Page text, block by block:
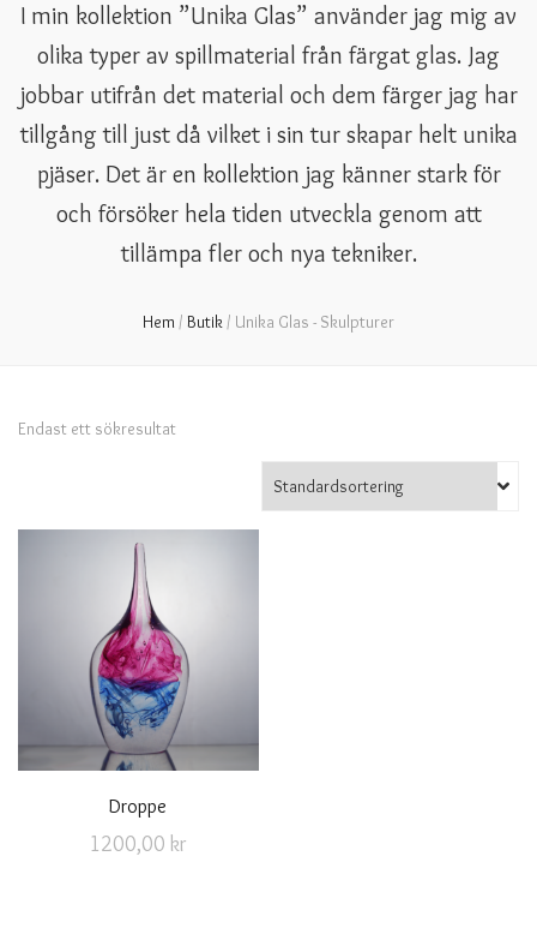
I min kollektion ”Unika Glas” använder jag mig av
olika typer av spillmaterial från färgat glas. Jag
jobbar utifrån det material och dem färger jag har
tillgång till just då vilket i sin tur skapar helt unika
pjäser. Det är en kollektion jag känner stark för
och försöker hela tiden utveckla genom att
tillämpa fler och nya tekniker.
Hem/ Butik/ Unika Glas - Skulpturer
Endast ett sökresultat
Droppe
1200,00 kr